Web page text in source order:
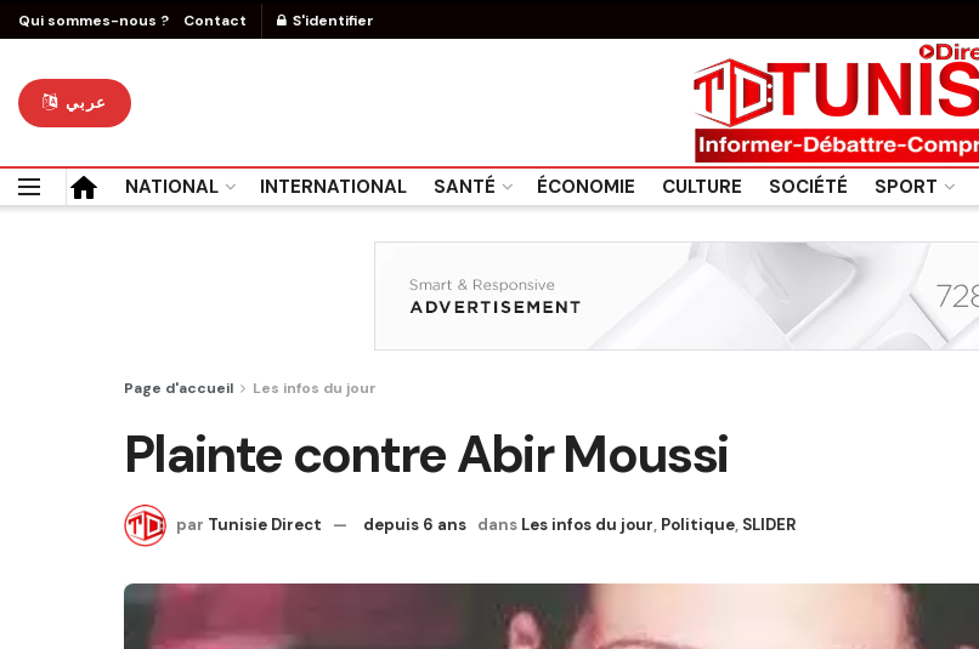
Qui sommes-nous ? Contact S'identifier
عربي
NATIONAL INTERNATIONAL SANTÉ ÉCONOMIE CULTURE SOCIÉTÉ SPORT
Page d'accueil Les infos du jour
Plainte contre Abir Moussi
par Tunisie Direct depuis 6 ans dans Les infos du jour, Politique, SLIDER